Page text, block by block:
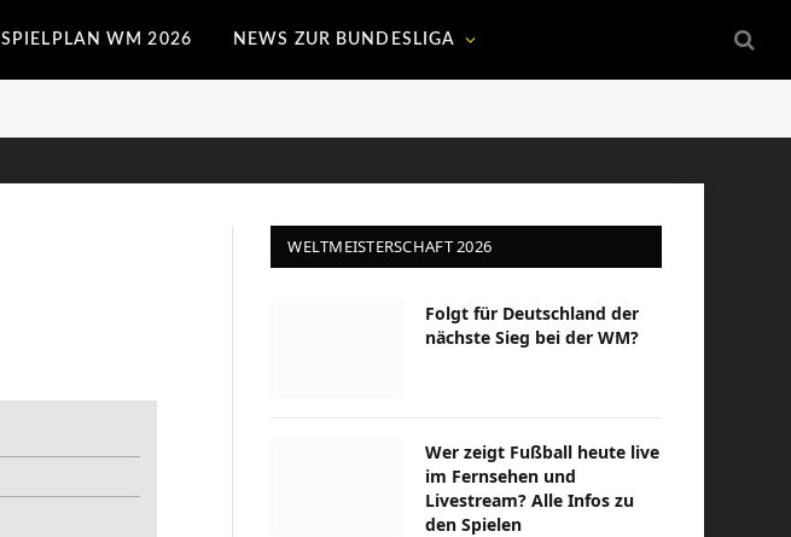
SPIELPLAN WM 2026 NEWS ZUR BUNDESLIGA
WELTMEISTERSCHAFT 2026
Folgt für Deutschland der
nächste Sieg bei der WM?
Wer zeigt Fußball heute live
im Fernsehen und
Livestream? Alle Infos zu
den Spielen